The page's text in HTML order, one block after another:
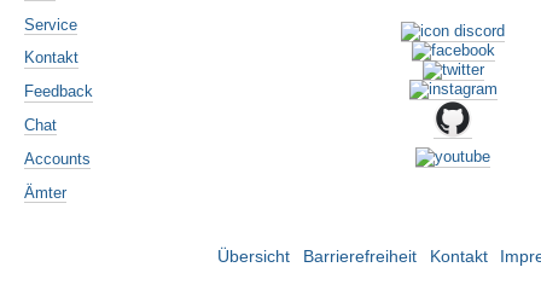
Service
Kontakt
Feedback
Chat
Accounts
Ämter
Übersicht Barrierefreiheit Kontakt